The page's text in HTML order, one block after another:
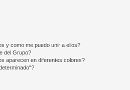
y como me puedo unir a ellos?
del Grupo?
aparecen en diferentes colores?